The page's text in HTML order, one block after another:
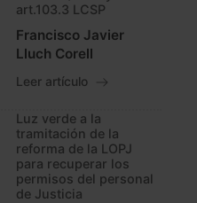
art.103.3 LCSP
Francisco Javier
Lluch Corell
Leer artículo
Luz verde a la
tramitación de la
reforma de la LOPJ
para recuperar los
permisos del personal
de Justicia